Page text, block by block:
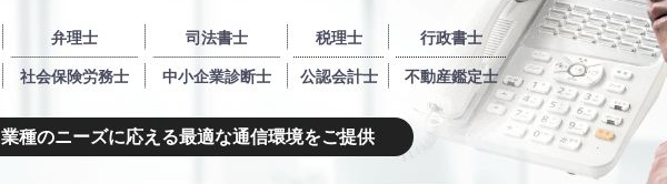
弁理士 司法書士 税理士 行政書士
社会保険労務士 中小企業診断士 公認会計士 不動産鑑定士
業種のニーズに応える最適な通信環境をご提供